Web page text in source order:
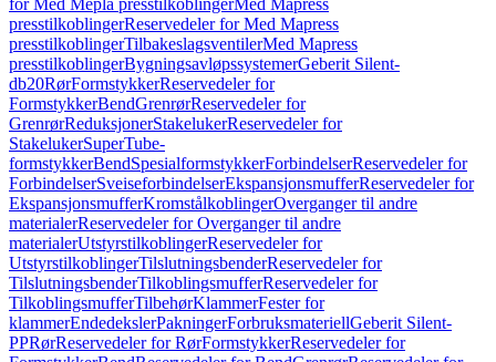
for Med Mepla presstilkoblingerMed Mapress
presstilkoblingerReservedeler for Med Mapress
presstilkoblingerTilbakeslagsventilerMed Mapress
presstilkoblingerBygningsavløpssystemerGeberit Silent-
db20RørFormstykkerReservedeler for
FormstykkerBendGrenrørReservedeler for
GrenrørReduksjonerStakelukerReservedeler for
StakelukerSuperTube-
formstykkerBendSpesialformstykkerForbindelserReservedeler for
ForbindelserSveiseforbindelserEkspansjonsmufferReservedeler for
EkspansjonsmufferKromstålkoblingerOverganger til andre
materialerReservedeler for Overganger til andre
materialerUtstyrstilkoblingerReservedeler for
UtstyrstilkoblingerTilslutningsbenderReservedeler for
TilslutningsbenderTilkoblingsmufferReservedeler for
TilkoblingsmufferTilbehørKlammerFester for
klammerEndedekslerPakningerForbruksmateriellGeberit Silent-
PPRørReservedeler for RørFormstykkerReservedeler for